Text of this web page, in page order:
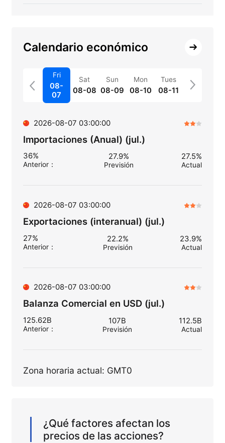
Calendario económico
Fri
08-
07
Sat
08-08
Sun
08-09
Mon
08-10
Tues
08-11
2026-08-07 03:00:00
Importaciones (Anual) (jul.)
36%
Anterior：
27.9%
Previsión
27.5%
Actual
2026-08-07 03:00:00
Exportaciones (interanual) (jul.)
27%
Anterior：
22.2%
Previsión
23.9%
Actual
2026-08-07 03:00:00
Balanza Comercial en USD (jul.)
125.62B
Anterior：
107B
Previsión
112.5B
Actual
Zona horaria actual: GMT0
¿Qué factores afectan los
precios de las acciones?